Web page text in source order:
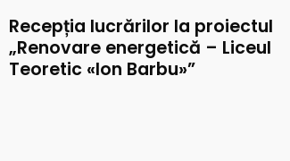
Recepția lucrărilor la proiectul
„Renovare energetică – Liceul
Teoretic «Ion Barbu»”